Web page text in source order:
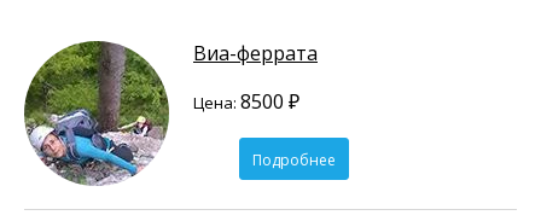
Виа-феррата
Цена: 8500 ₽
Подробнее